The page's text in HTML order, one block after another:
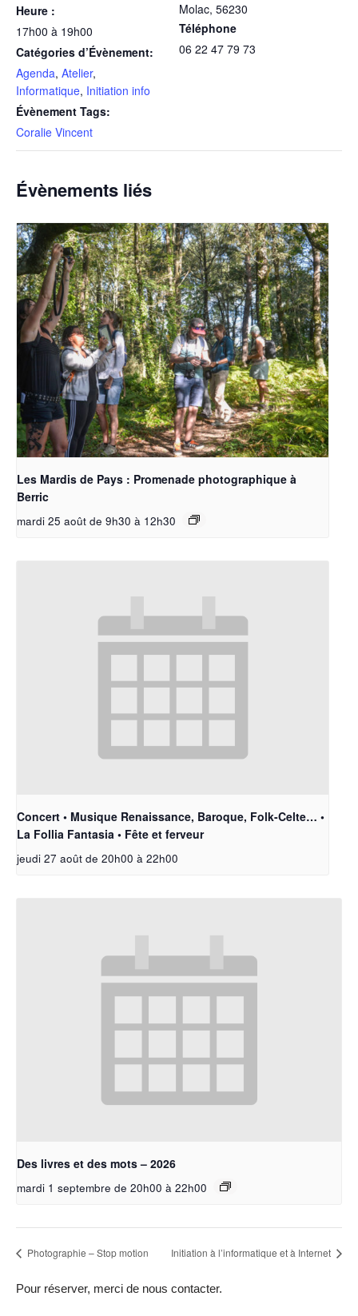
Heure :
17h00 à 19h00
Catégories d’Évènement:
Agenda, Atelier,
Informatique, Initiation info
Évènement Tags:
Coralie Vincent
Molac, 56230
Téléphone
06 22 47 79 73
Évènements liés
Les Mardis de Pays : Promenade photographique à
Berric
mardi 25 août de 9h30 à 12h30
Concert • Musique Renaissance, Baroque, Folk-Celte… •
La Follia Fantasia • Fête et ferveur
jeudi 27 août de 20h00 à 22h00
Des livres et des mots – 2026
mardi 1 septembre de 20h00 à 22h00
Photographie – Stop motion Initiation à l’informatique et à Internet
Pour réserver, merci de nous contacter.